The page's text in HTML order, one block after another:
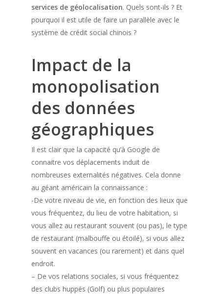
services de géolocalisation. Quels sont-ils ? Et
pourquoi il est utile de faire un parallèle avec le
système de crédit social chinois ?
Impact de la
monopolisation
des données
géographiques
Il est clair que la capacité qu’à Google de
connaitre vos déplacements induit de
nombreuses externalités négatives. Cela donne
au géant américain la connaissance :
-De votre niveau de vie, en fonction des lieux que
vous fréquentez, du lieu de votre habitation, si
vous allez au restaurant souvent (ou pas), le type
de restaurant (malbouffe ou étoilé), si vous allez
souvent en vacances (ou rarement) et dans quel
endroit.
– De vos relations sociales, si vous fréquentez
des clubs huppés (Golf) ou plus populaires